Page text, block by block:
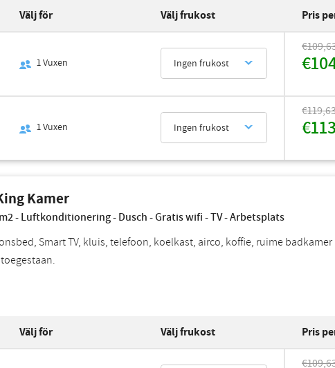
Välj för Välj frukost Pris
1Vuxen Ingen frukost
1Vuxen Ingen frukost
Kamer
- Luftkonditionering - Dusch - Gratis wifi - TV - Arbetsplats
Smart TV, kluis, telefoon, koelkast, airco, koffie, ruime
Välj för Välj frukost Pris